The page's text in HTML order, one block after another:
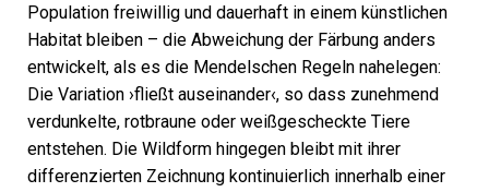
Population freiwillig und dauerhaft in einem künstlichen
Habitat bleiben – die Abweichung der Färbung anders
entwickelt, als es die Mendelschen Regeln nahelegen:
Die Variation ›fließt auseinander‹, so dass zunehmend
verdunkelte, rotbraune oder weißgescheckte Tiere
entstehen. Die Wildform hingegen bleibt mit ihrer
differenzierten Zeichnung kontinuierlich innerhalb einer